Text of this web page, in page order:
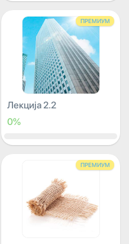
ПРЕМИУМ
Лекција 2.2
0%
ПРЕМИУМ